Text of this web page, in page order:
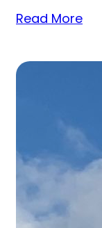
Read More